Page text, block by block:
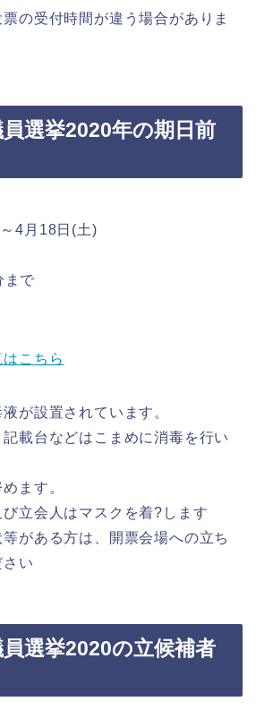
の受付時間が違う場合がありま
選挙2020年の期日前
4月18日(土)
まで
こちら
が設置されています。
記載台などはこまめに消毒を行い
ます。
び立会人はマスクを着?します
等がある方は、開票会場への立ち
さい
選挙2020の立候補者